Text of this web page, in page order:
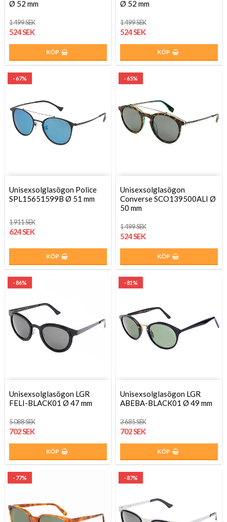
Ø 52 mm
1 499 SEK
524 SEK
KÖP
Ø 52 mm
1 499 SEK
524 SEK
KÖP
- 67%
Unisexsolglasögon Police
SPL15651599B Ø 51 mm
1 911 SEK
624 SEK
KÖP
- 65%
Unisexsolglasögon
Converse SCO139500ALI Ø
50 mm
1 499 SEK
524 SEK
KÖP
- 86%
Unisexsolglasögon LGR
FELI-BLACK01 Ø 47 mm
5 088 SEK
702 SEK
KÖP
- 81%
Unisexsolglasögon LGR
ABEBA-BLACK01 Ø 49 mm
3 685 SEK
702 SEK
KÖP
- 77% - 87%